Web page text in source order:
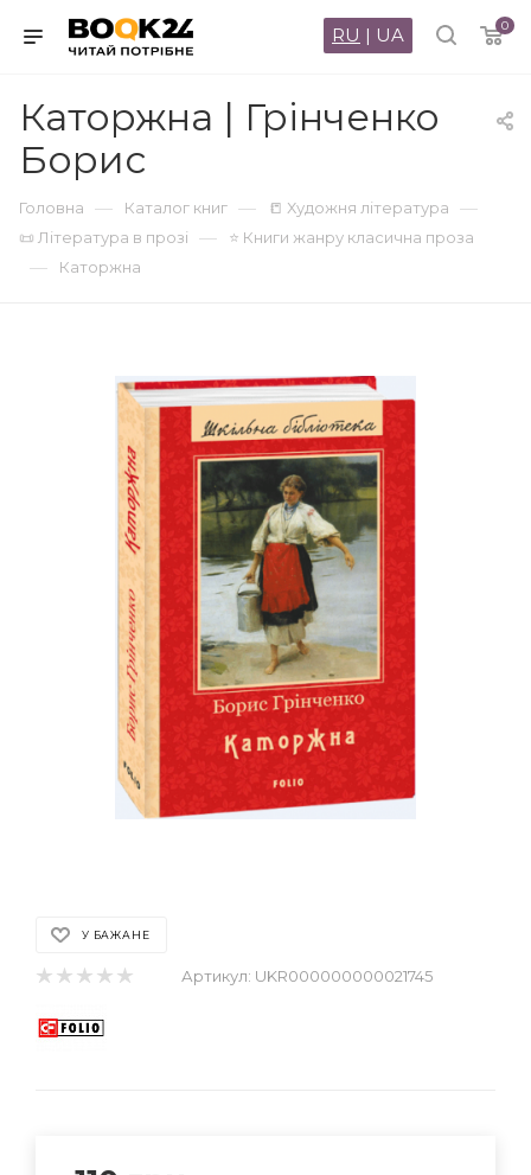
0
RU | UA
Каторжна | Грінченко
Борис
Головна — Каталог книг — 📒 Художня література —
📜 Література в прозі — ⭐ Книги жанру класична проза
— Каторжна
У БАЖАНЕ
Артикул: UKR000000000021745